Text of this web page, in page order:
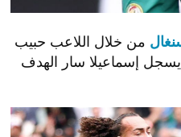
من خلال اللاعب حبيب
25، قبل أن يسجل إسماعيلا سار الهدف